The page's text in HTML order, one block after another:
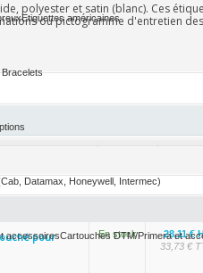
Etiquettes américaines
Bracelets
Datamax, Honeywell, Intermec)
accessoiresCartouches DTM/Primera et
polyester et satin (blanc). Ces
ou pictogramme d'entretien
pour
En stock
28,11 €
33,73 €